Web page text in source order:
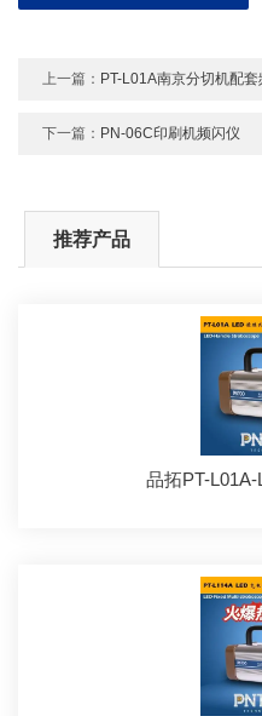
上一篇： PT-L01A南京分切机配套
下一篇： PN-06C印刷机频闪仪
推荐产品
品拓PT-